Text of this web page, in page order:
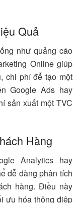
Quả
như quảng cáo
Online giúp
chi phí để tạo một
Google Ads hay
sản xuất một TVC
Hàng
Analytics hay
dễ dàng phân tích
hàng. Điều này
ưu hóa thông điệp